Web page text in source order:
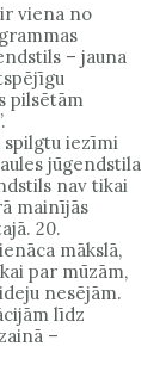
viena no
– jauna
pilsētām
spilgtu iezīmi
jūgendstila
nav tikai
mainījās
20.
mākslā,
par mūzām,
nesējām.
līdz
–